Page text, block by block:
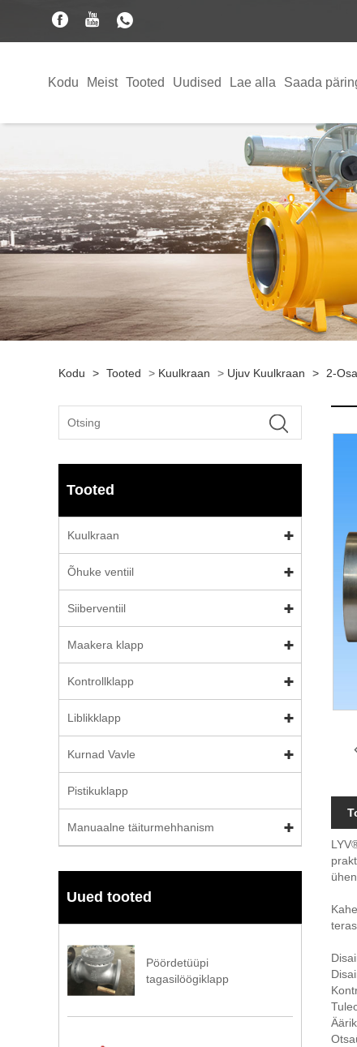
Kodu Meist Tooted Uudised Lae alla Saada
Kodu > Tooted > Kuulkraan > Ujuv Kuulkraan > 2-
Tooted
Kuulkraan
Õhuke ventiil
Siiberventiil
Maakera klapp
Kontrollklapp
Liblikklapp
Kurnad Vavle
Pistikuklapp
Manuaalne täiturmehhanism
Uued tooted
Pöördetüüpi
tagasilöögiklapp